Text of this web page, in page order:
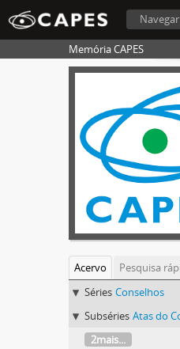
Navegar
Memória CAPES
Acervo
Pesquisa
Séries Conselhos
Subséries Atas do Conselho
2mais...